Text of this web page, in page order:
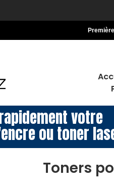
votre
ou toner
Toners